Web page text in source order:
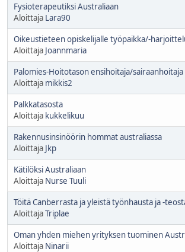
Fysioterapeutiksi Australiaan
Aloittaja Lara90
Oikeustieteen opiskelijalle työpaikka/-
Aloittaja Joannmaria
Palomies-Hoitotason ensihoitaja/
Aloittaja mikkis2
Palkkatasosta
Aloittaja kukkelikuu
Rakennusinsinöörin hommat australiassa
Aloittaja Jkp
Kätilöksi Australiaan
Aloittaja Nurse Tuuli
Töitä Canberrasta ja yleistä työnhausta ja -
AloittajaTriplae
Oman yhden miehen yrityksen tuominen
Aloittaja Ninarii